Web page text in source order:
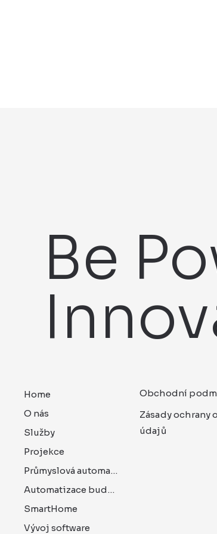
Be
Home
O nás
Služby
Projekce
Průmyslová automatizace
Automatizace budov
SmartHome
Vývoj software
Obchodní
Zásady ochrany
údajů